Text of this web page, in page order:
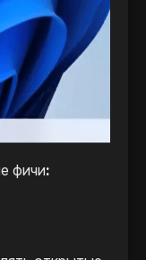
фичи: